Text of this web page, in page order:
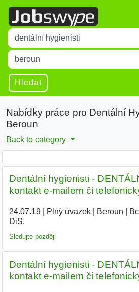
Title
Type 1 or more characters for results.
Místo
Type 1 or more characters for results.
Hledat
Nabídky práce pro Dentální
Beroun
Back to category
Dentální hygienisti -
kontakt e-mailem či
24.07.19| Plný úvazek| Beroun
DiS.
Sledujte později
Dentální hygienisti -
kontakt e-mailem či